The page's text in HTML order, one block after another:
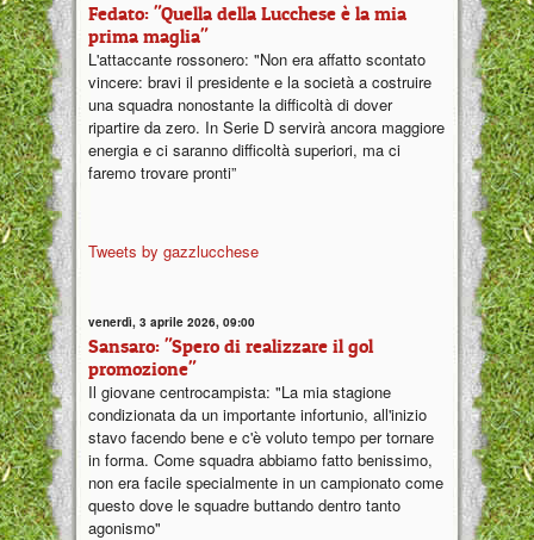
Fedato: "Quella della Lucchese è la mia
prima maglia"
L'attaccante rossonero: "Non era affatto scontato
vincere: bravi il presidente e la società a costruire
una squadra nonostante la difficoltà di dover
ripartire da zero. In Serie D servirà ancora maggiore
energia e ci saranno difficoltà superiori, ma ci
faremo trovare pronti”
Tweets by gazzlucchese
venerdì, 3 aprile 2026, 09:00
Sansaro: "Spero di realizzare il gol
promozione"
Il giovane centrocampista: "La mia stagione
condizionata da un importante infortunio, all'inizio
stavo facendo bene e c'è voluto tempo per tornare
in forma. Come squadra abbiamo fatto benissimo,
non era facile specialmente in un campionato come
questo dove le squadre buttando dentro tanto
agonismo"